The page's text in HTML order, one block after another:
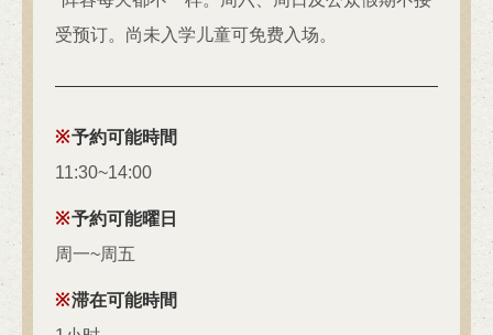
受预订。尚未入学儿童可免费入场。
予約可能時間
11:30~14:00
予約可能曜日
周一~周五
滞在可能時間
この店舗情報をシェアする
工作日午餐特惠！馅饼沙拉配巴塞特牛肉 + 无限量面包（限
时 60 分钟） | カフェ＆ダイニングバーAdam's Awesome
東京都立川市緑町4-5 コトブキヤビル201